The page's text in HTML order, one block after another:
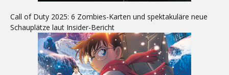
Call of Duty 2025: 6 Zombies-Karten und spektakuläre neue
Schauplätze laut Insider-Bericht